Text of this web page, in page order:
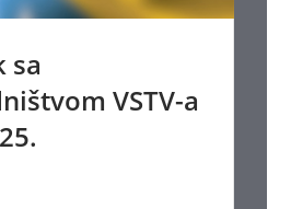
sa
VSTV-a